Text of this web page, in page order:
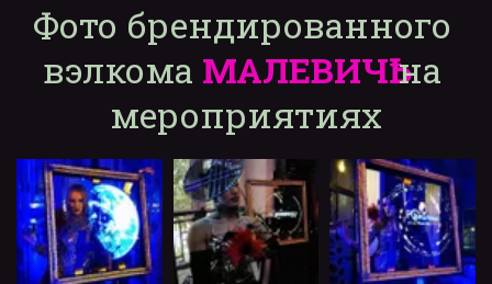
Фото брендированного
вэлкома МАЛЕВИЧҌ на
мероприятиях